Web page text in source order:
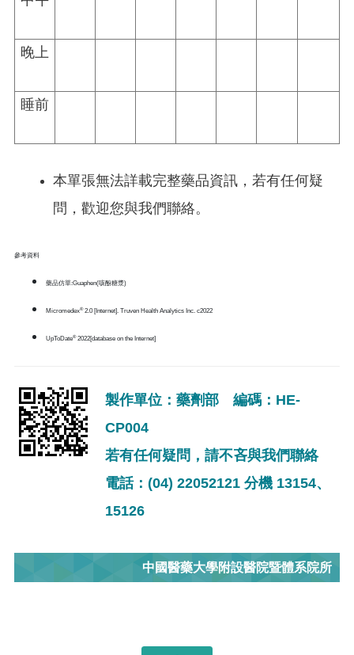
晚上
睡前
本單張無法詳載完整藥品資訊，若有任何疑
問，歡迎您與我們聯絡。
參考資料
藥品仿單:Guaphen(咳酚糖漿)
Micromedex®2.0 [Internet]. Truven Health Analytics Inc. c2022
UpToDate®2022[database on the Internet]
製作單位：藥劑部 編碼：HE-
CP004
若有任何疑問，請不吝與我們聯絡
電話：(04) 22052121 分機 13154、
15126
中國醫藥大學附設醫院暨體系院所